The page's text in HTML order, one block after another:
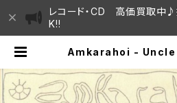
レコード・CD 高価買取中
K!!
Amkarahoi - Uncle
HOUSE / ハレまち通
晴らしの良いレ